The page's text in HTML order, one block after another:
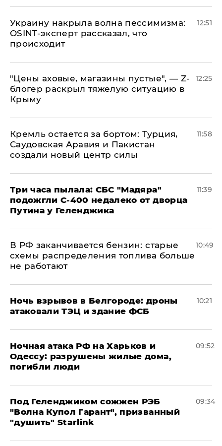
​Украину накрыла волна пессимизма:
OSINT-эксперт рассказал, что
происходит
12:51
​"Цены аховые, магазины пустые", — Z-
блогер раскрыл тяжелую ситуацию в
Крыму
12:25
​Кремль остается за бортом: Турция,
Саудовская Аравия и Пакистан
создали новый центр силы
11:58
Три часа пылала: СБС "Мадяра"
подожгли С-400 недалеко от дворца
Путина у Геленджика
11:39
​В РФ заканчивается бензин: старые
схемы распределения топлива больше
не работают
10:49
​Ночь взрывов в Белгороде: дроны
атаковали ТЭЦ и здание ФСБ
10:21
​Ночная атака РФ на Харьков и
Одессу: разрушены жилые дома,
погибли люди
09:52
Под Геленджиком сожжен РЭБ
"Волна Купол Гарант", призванный
"душить" Starlink
09:34